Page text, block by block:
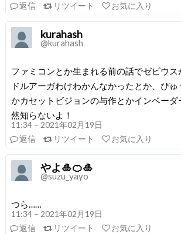
返信
リツイート お気に入り
kurahash
@kurahash
ファミコンとか生まれる前の話でゼビウ
ドルアーガわけわかんなかったとか、ぴゅ
かカセットビジョンの与作とかインベーダ
然知らないよ！
11:34 – 2021年02月19日
返信
リツイート お気に入り
やよ🎍🍊🎍
@suzu_yayo
つら……
11:34 – 2021年02月19日
返信
リツイート お気に入り